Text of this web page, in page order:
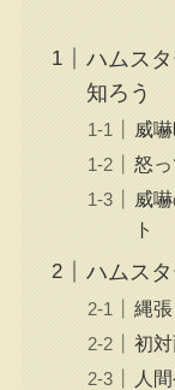
ハムス
知ろう
威
怒
威
ト
ハムス
縄
初
人